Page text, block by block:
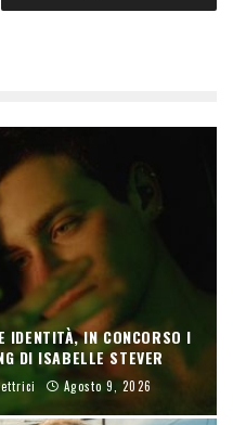
IDENTITÀ, IN CONCORSO I
DI ISABELLE STEVER
Agosto 9, 2026